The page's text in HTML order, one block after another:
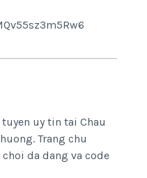
uy tin tai Chau
Trang chu
da dang va code